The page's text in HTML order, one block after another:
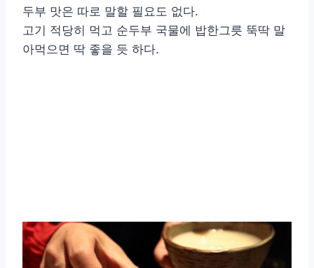
두부 맛은 따로 말할 필요도 없다.
고기 적당히 먹고 순두부 국물에 밥한그릇 뚝딱 말
아먹으면 딱 좋을 듯 하다.